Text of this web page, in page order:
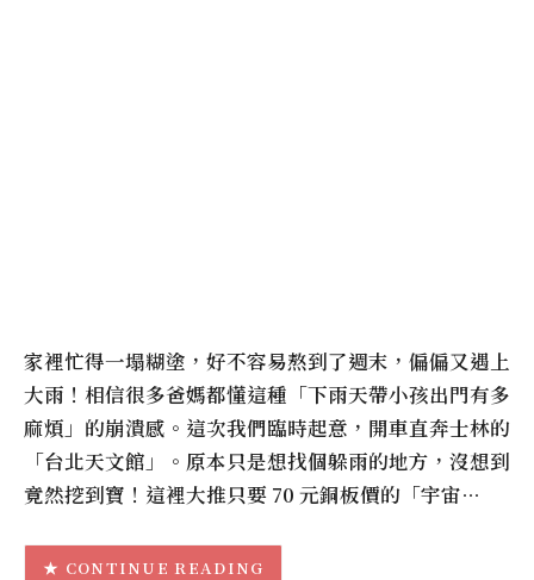
家裡忙得一塌糊塗，好不容易熬到了週末，偏偏又遇上
大雨！相信很多爸媽都懂這種「下雨天帶小孩出門有多
麻煩」的崩潰感。這次我們臨時起意，開車直奔士林的
「台北天文館」。原本只是想找個躲雨的地方，沒想到
竟然挖到寶！這裡大推只要 70 元銅板價的「宇宙…
CONTINUE READING